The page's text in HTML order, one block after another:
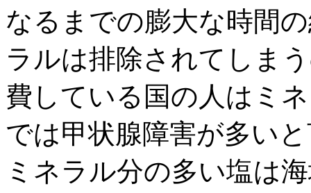
なるまでの膨大な時間
ラルは排除されてしま
費している国の人はミ
では甲状腺障害が多い
ミネラル分の多い塩は